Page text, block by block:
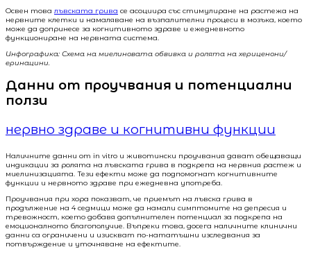
Освен товалъвската грива се асоциира със стимулиране на растежа на
нервните клетки и намаляване на възпалителни процеси в мозъка, което
може да допринесе за когнитивното здраве и ежедневното
функциониране на нервната система.
Инфографика: Схема на миелиновата обвивка и ролята на хериценони/
еринацини.
Данни от проучвания и потенциални
ползи
нервно здраве и когнитивни функции
Наличните данни от in vitro и животински проучвания дават обещаващи
индикации за ролята на лъвската грива в подкрепа на нервния растеж и
миелинизацията. Тези ефекти може да подпомогнат когнитивните
функции и нервното здраве при ежедневна употреба.
Проучвания при хора показват, че приемът на лъвска грива в
продължение на 4 седмици може да намали симптомите на депресия и
тревожност, което добавя допълнителен потенциал за подкрепа на
емоционалното благополучие. Въпреки това, досега наличните клинични
данни са ограничени и изискват по-нататъшни изследвания за
потвърждение и уточняване на ефектите.